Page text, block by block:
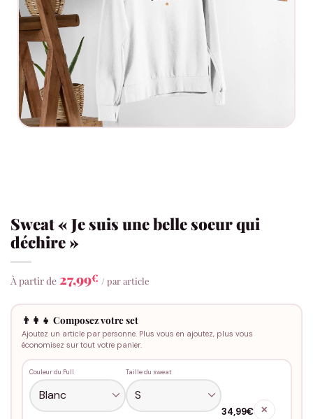
Sweat « Je suis une belle soeur qui
déchire »
À partir de 27,99€ / par article
👨‍👩‍👧 Composez votre set
Ajoutez un article par personne. Plus vous en ajoutez, plus vous
économisez sur tout votre panier.
Couleur du Pull Taille du sweat
34,99€ ✕